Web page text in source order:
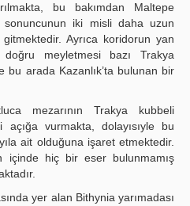
bu bakımdan Maltepe
iki misli daha uzun
Ayrıca koridorun yan
doğru meyletmesi bazı Trakya
bu arada Kazanlık’ta bulunan bir
mezarının Trakya kubbeli
açığa vurmakta, dolayısıyle bu
ait olduğuna işaret etmektedir.
içinde hiç bir eser bulunmamış
yer alan Bithynia yarımadası